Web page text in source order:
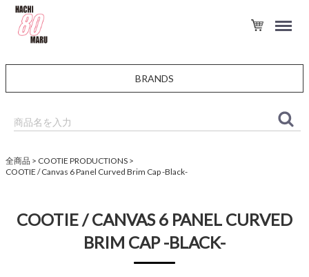
BRANDS
全商品
COOTIE PRODUCTIONS
COOTIE / Canvas 6 Panel Curved Brim Cap -Black-
COOTIE / CANVAS 6 PANEL CURVED
BRIM CAP -BLACK-